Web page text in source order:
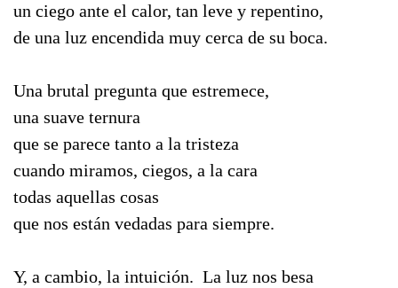
un ciego ante el calor, tan leve y repentino,
de una luz encendida muy cerca de su boca.
Una brutal pregunta que estremece,
una suave ternura
que se parece tanto a la tristeza
cuando miramos, ciegos, a la cara
todas aquellas cosas
que nos están vedadas para siempre.
Y, a cambio, la intuición. La luz nos besa